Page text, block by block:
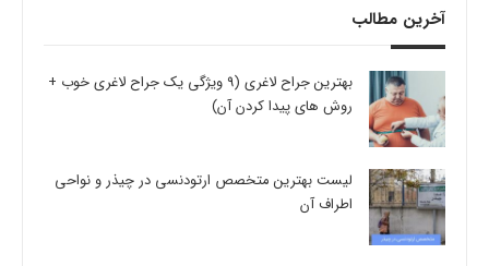
آخرین مطالب
بهترین جراح لاغری (9 ویژگی یک جراح لاغری خوب +
روش های پیدا کردن آن)
لیست بهترین متخصص ارتودنسی در چیذر و نواحی
اطراف آن